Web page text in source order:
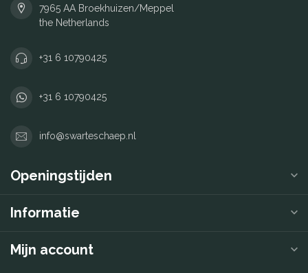
7965 AA Broekhuizen/Meppel
the Netherlands
+31 6 10790425
+31 6 10790425
info@swarteschaep.nl
Openingstijden
Informatie
Mijn account